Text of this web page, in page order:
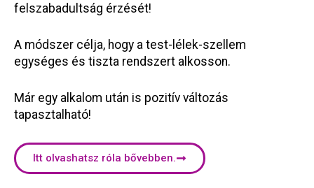
felszabadultság érzését!
A módszer célja, hogy a test-lélek-szellem
egységes és tiszta rendszert alkosson.
Már egy alkalom után is pozitív változás
tapasztalható!
Itt olvashatsz róla bővebben.